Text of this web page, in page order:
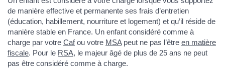
de manière effective et permanente ses frais d’entretien
(éducation, habillement, nourriture et logement) et qu’il réside de
manière stable en France. Un enfant considéré comme à
charge par votre Cafou votre MSApeut ne pas l’être en matière
fiscale. Pour le RSA, le majeur âgé de plus de 25 ans ne peut
pas être considéré comme à charge.